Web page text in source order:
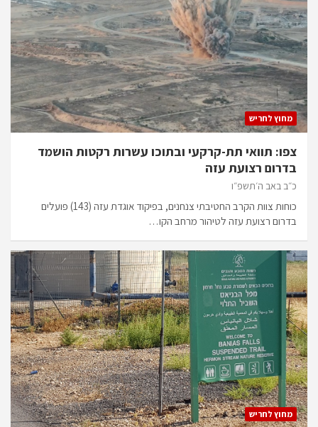
מחוץ לחריש
צפו: תוואי תת-קרקעי ובתוכו עשרות רקטות הושמד
בדרום רצועת עזה
כ״ב באב ה׳תשפ״ו
כוחות צוות הקרב החטיבתי צנחנים, בפיקוד אוגדת עזה (143) פועלים
בדרום רצועת עזה לטיהור מרחב הקו…
מחוץ לחריש